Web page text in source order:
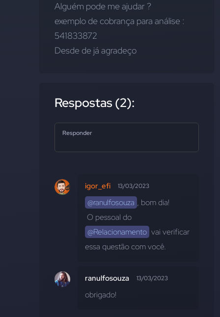
Alguém pode me ajudar ?
exemplo de cobrança para análise :
541833872
Desde de já agradeço
Respostas (2):
Responder
igor_efi 13/03/2023
@ranulfosouza , bom dia!
@Relacionamento vai verificar
essa questão com você.
ranulfosouza 13/03/2023
obrigado!